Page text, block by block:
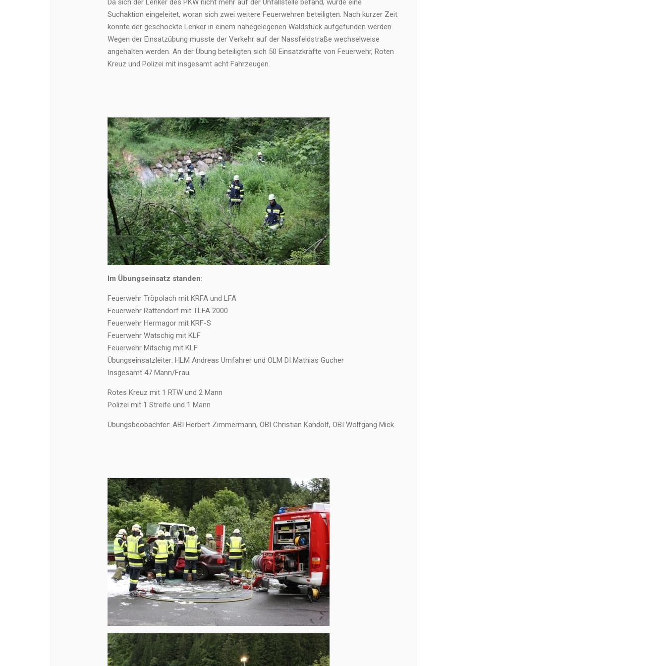
Da sich der Lenker des PKW nicht mehr auf der Unfallstelle befand, wurde eine
Suchaktion eingeleitet, woran sich zwei weitere Feuerwehren beteiligten. Nach kurzer Zeit
konnte der geschockte Lenker in einem nahegelegenen Waldstück aufgefunden werden.
Wegen der Einsatzübung musste der Verkehr auf der Nassfeldstraße wechselweise
angehalten werden. An der Übung beteiligten sich 50 Einsatzkräfte von Feuerwehr, Roten
Kreuz und Polizei mit insgesamt acht Fahrzeugen.
Im Übungseinsatz standen:
Feuerwehr Tröpolach mit KRFA und LFA
Feuerwehr Rattendorf mit TLFA 2000
Feuerwehr Hermagor mit KRF-S
Feuerwehr Watschig mit KLF
Feuerwehr Mitschig mit KLF
Übungseinsatzleiter: HLM Andreas Umfahrer und OLM DI Mathias Gucher
Insgesamt 47 Mann/Frau
Rotes Kreuz mit 1 RTW und 2 Mann
Polizei mit 1 Streife und 1 Mann
Übungsbeobachter: ABI Herbert Zimmermann, OBI Christian Kandolf, OBI Wolfgang Mick